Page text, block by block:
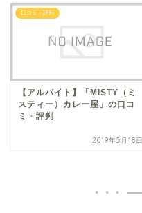
口コミ・評判
【アルバイト】「MISTY（ミ
スティー）カレー屋」の口コ
ミ・評判
2019年5月18日